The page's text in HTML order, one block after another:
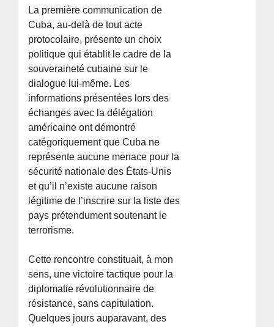
La première communication de
Cuba, au-delà de tout acte
protocolaire, présente un choix
politique qui établit le cadre de la
souveraineté cubaine sur le
dialogue lui-même. Les
informations présentées lors des
échanges avec la délégation
américaine ont démontré
catégoriquement que Cuba ne
représente aucune menace pour la
sécurité nationale des États-Unis
et qu’il n’existe aucune raison
légitime de l’inscrire sur la liste des
pays prétendument soutenant le
terrorisme.
Cette rencontre constituait, à mon
sens, une victoire tactique pour la
diplomatie révolutionnaire de
résistance, sans capitulation.
Quelques jours auparavant, des